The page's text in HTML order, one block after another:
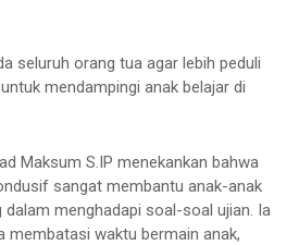
seluruh orang tua agar lebih peduli
mendampingi anak belajar di
Maksum S.IP menekankan bahwa
sangat membantu anak-anak
menghadapi soal-soal ujian. Ia
membatasi waktu bermain anak,